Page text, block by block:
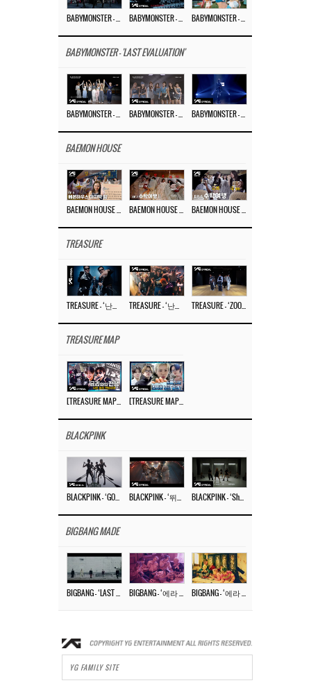
BABYMONSTER - 'LAST EVALUATION'
BAEMON HOUSE
TREASURE
TREASURE MAP
BLACKPINK
BIGBANG MADE
YG FAMILY SITE